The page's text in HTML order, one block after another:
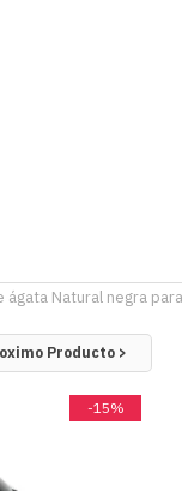
Natural negra
Producto >
-15%